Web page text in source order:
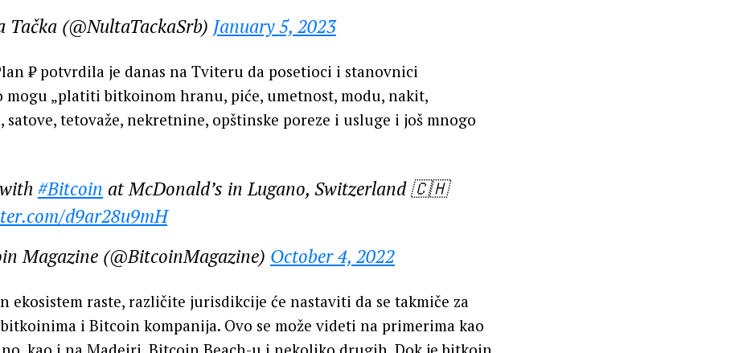
(@NultaTackaSrb) January 5, 2023
₿ potvrdila je danas na Tviteru da posetioci i stanovnici
mogu „platiti bitkoinom hranu, piće, umetnost, modu, nakit,
satove, tetovaže, nekretnine, opštinske poreze i usluge i još mnogo
#Bitcoin at McDonald’s in Lugano, Switzerland 🇨🇭
d9ar28u9mH
Magazine (@BitcoinMagazine) October 4, 2022
ekosistem raste, različite jurisdikcije će nastaviti da se takmiče za
i Bitcoin kompanija. Ovo se može videti na primerima kao